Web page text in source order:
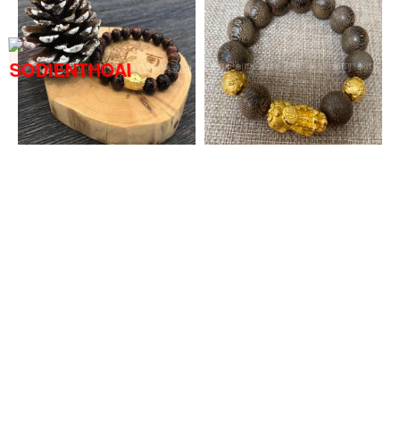
XEM CHI TIẾT XEM CHI TIẾT